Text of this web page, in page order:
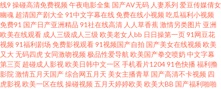
爱视频 青青操逼 少妇丰满av 99超碰偷拍 国产精品日韩欧 精品国产免费人 免
费看黄色片子 日本A片网址 91黑丝射 Avtt成人网 国产在线91论坛 精品国产
日韩欧美 日本一道本 91性交A片 操碰porn 加勒比激情网 久久精品六 免费观
看91在线 91九色色窝窝 国产内射播放 老湿机试看福利 欧美另类日韩 日韩成
线9 操碰高清免费视频 午夜电影全集 国产AV无码 人妻系列 爱豆传媒倩女
幽魂 超清国产剧大全 91中文字幕在线免费在线小视频 吃瓜福利小视频
免费91 国产日产亚洲精品 91社在线高清 人人草香蕉激情另类图片 亚洲
欧美在线观看 成人三级成人三级 欧美老女人bb 日日操第一页91网豆花
视频 91福利剧场 免费影视观看91视频国产自拍 国产美女在线视频 欧美
又大 无码四虎女同激吻视频 极品性爱导航 欧美国产拳交喷奶 中文字幕
第三页 超碰成人影视欧美日韩中文一区手机看片120491色快播 福利撸
影院 激情五月天国产综合网五月天 美女主播青草 国产高清不卡视频 四
虎影视欧美一区在线操碰视频 五月天婷婷欧美 欧美大BB 国产福利啪啪